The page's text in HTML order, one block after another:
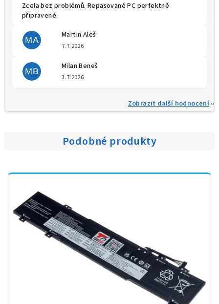
Zcela bez problémů. Repasované PC perfektně
připravené.
MA
Martin Aleš
7.7.2026
MB
Milan Beneš
3.7.2026
Zobrazit další hodnocení
Podobné produkty